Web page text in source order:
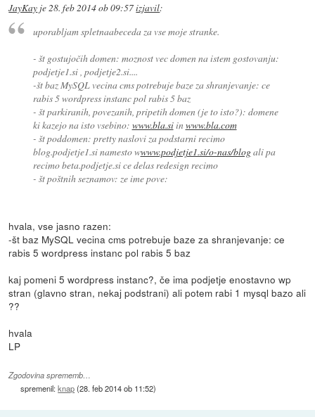
JayKay je28. feb 2014 ob 09:57izjavil:
uporabljam spletnaabeceda za vse moje stranke.
- št gostujočih domen: moznost vec domen na istem gostovanju:
podjetje1.si , podjetje2.si....
-št baz MySQL vecina cms potrebuje baze za shranjevanje: ce
rabis 5 wordpress instanc pol rabis 5 baz
- št parkiranih, povezanih, pripetih domen (je to isto?): domene
ki kazejo na isto vsebino: www.bla.siinwww.bla.com
- št poddomen: pretty naslovi za podstarni recimo
blog.podjetje1.si namesto wwww.podjetje1.si/o-nas/blogali pa
recimo beta.podjetje.si ce delas redesign recimo
- št poštnih seznamov: ze ime pove:
hvala, vse jasno razen:
-št baz MySQL vecina cms potrebuje baze za shranjevanje: ce
rabis 5 wordpress instanc pol rabis 5 baz
kaj pomeni 5 wordpress instanc?, če ima podjetje enostavno wp
stran (glavno stran, nekaj podstrani) ali potem rabi 1 mysql bazo ali
??
hvala
LP
Zgodovina sprememb…
spremenil:knap(28. feb 2014 ob 11:52)